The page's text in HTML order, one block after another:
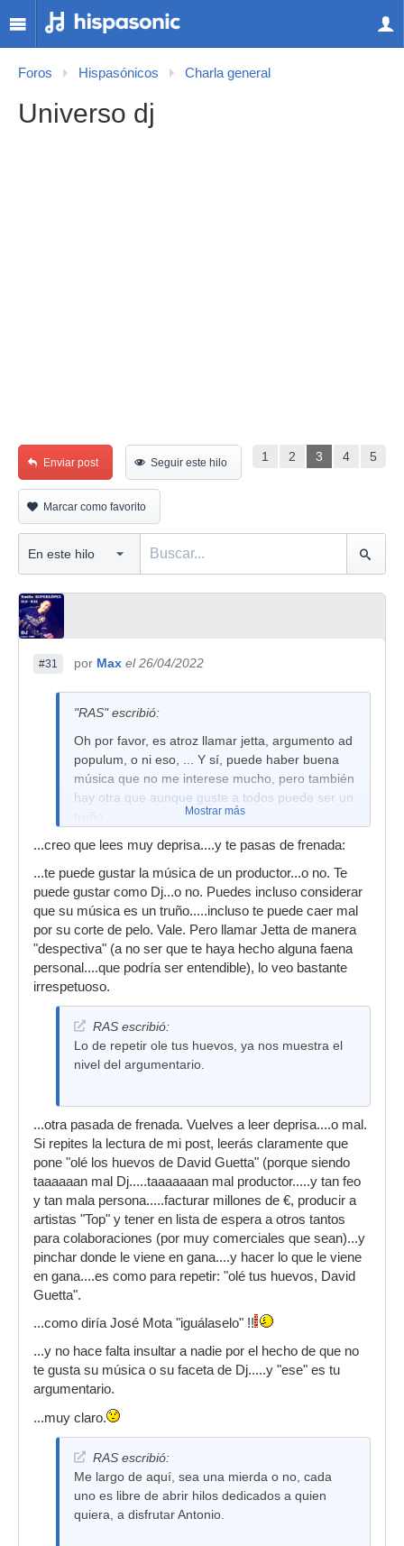
Foros Hispasónicos Charla general
Universo dj
1 2 3 4 5
Enviar post Seguir este hilo
Marcar como favorito
#31 por Max el 26/04/2022
"RAS" escribió:
Oh por favor, es atroz llamar jetta, argumento ad
populum, o ni eso, ... Y sí, puede haber buena
música que no me interese mucho, pero también
hay otra que aunque guste a todos puede ser un
Mostrar más
...creo que lees muy deprisa....y te pasas de frenada:
...te puede gustar la música de un productor...o no. Te
puede gustar como Dj...o no. Puedes incluso considerar
que su música es un truño.....incluso te puede caer mal
por su corte de pelo. Vale. Pero llamar Jetta de manera
"despectiva" (a no ser que te haya hecho alguna faena
personal....que podría ser entendible), lo veo bastante
irrespetuoso.
RAS escribió:
Lo de repetir ole tus huevos, ya nos muestra el
nivel del argumentario.
...otra pasada de frenada. Vuelves a leer deprisa....o mal.
Si repites la lectura de mi post, leerás claramente que
pone "olé los huevos de David Guetta" (porque siendo
taaaaaan mal Dj.....taaaaaaan mal productor.....y tan feo
y tan mala persona.....facturar millones de €, producir a
artistas "Top" y tener en lista de espera a otros tantos
para colaboraciones (por muy comerciales que sean)...y
pinchar donde le viene en gana....y hacer lo que le viene
en gana....es como para repetir: "olé tus huevos, David
Guetta".
...como diría José Mota "iguálaselo" !!
...y no hace falta insultar a nadie por el hecho de que no
te gusta su música o su faceta de Dj.....y "ese" es tu
argumentario.
...muy claro.
RAS escribió:
Me largo de aquí, sea una mierda o no, cada
uno es libre de abrir hilos dedicados a quien
quiera, a disfrutar Antonio.